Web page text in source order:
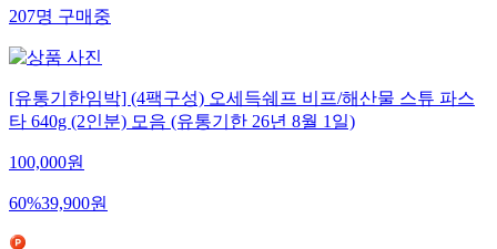
207명 구매중
[유통기한임박] (4팩구성) 오세득쉐프 비프/해산물 스튜 파스
타 640g (2인분) 모음 (유통기한 26년 8월 1일)
100,000원
60%39,900원